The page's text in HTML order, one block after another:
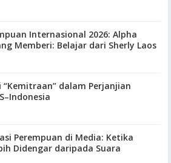
Internasional 2026: Alpha
Memberi: Belajar dari Sherly Laos
dalam Perjanjian
Perempuan di Media: Ketika
Didengar daripada Suara